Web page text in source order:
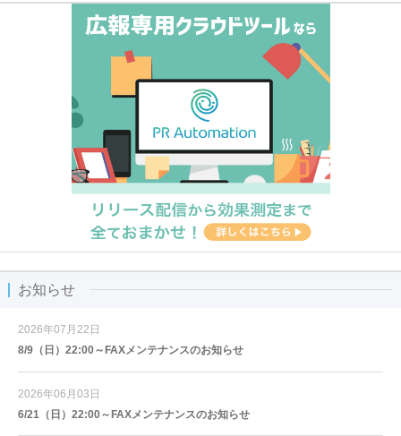
お知らせ
2026年07月22日
8/9（日）22:00～FAXメンテナンスのお知らせ
2026年06月03日
6/21（日）22:00～FAXメンテナンスのお知らせ